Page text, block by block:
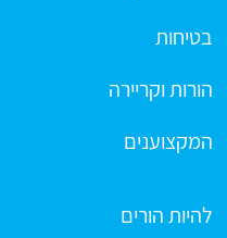
בטיחות
הורות וקריירה
המקצוענים
להיות הורים